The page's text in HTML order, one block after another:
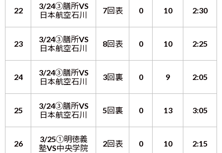
22
3/24③膳所VS
日本航空石川
7回表 0 10 2:30
23
3/24③膳所VS
日本航空石川
8回表 0 10 2:25
24
3/24③膳所VS
日本航空石川
3回裏 0 9 2:05
25
3/24③膳所VS
日本航空石川
5回裏 0 13 3:05
26
3/25①明徳義
塾VS中央学院
2回表 0 10 2:15